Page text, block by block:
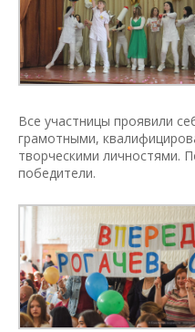
Все участницы проявили
грамотными,
творческими личностями.
победители.